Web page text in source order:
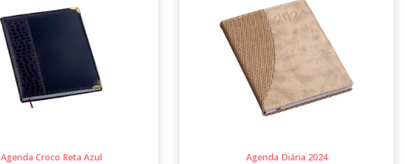
Agenda Croco Reta Azul Agenda Diária 2024